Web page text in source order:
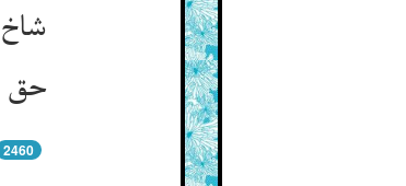
شاخ را بر تیشه دستی هست نی ** هیچ شاخ از دست تیشه جست نی‌‌
2460